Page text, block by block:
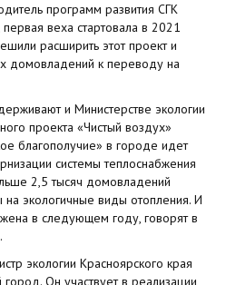
программ развития СГК
веха стартовала в 2021
расширить этот проект и
домовладений к переводу на
и Министерстве экологии
проекта «Чистый воздух»
благополучие» в городе идет
системы теплоснабжения
2,5 тысяч домовладений
экологичные виды отопления. И
в следующем году, говорят в
экологии Красноярского края
Он участвует в реализации